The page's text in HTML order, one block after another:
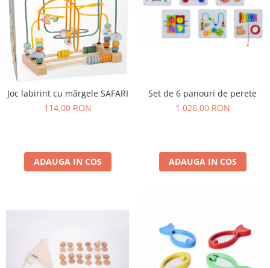
Joc labirint cu mărgele SAFARI
114,00 RON
ADAUGA IN COS
Set de 6 panouri de perete
1.026,00 RON
ADAUGA IN COS